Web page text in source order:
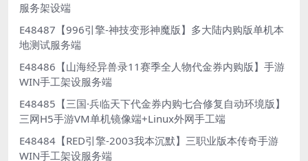
服务架设端
E48487【996引擎-神技变形神魔版】多大陆内购版单机本
地测试服务端
E48486【山海经异兽录11赛季全人物代金券内购版】手游
WIN手工架设服务端
E48485【三国·兵临天下代金券内购七合修复自动环境版】
三网H5手游VM单机镜像端+Linux外网手工端
E48484【RED引擎-2003我本沉默】三职业版本传奇手游
WIN手工架设服务端